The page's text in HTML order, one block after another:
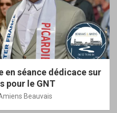
en séance dédicace sur
pour le GNT
Beauvais